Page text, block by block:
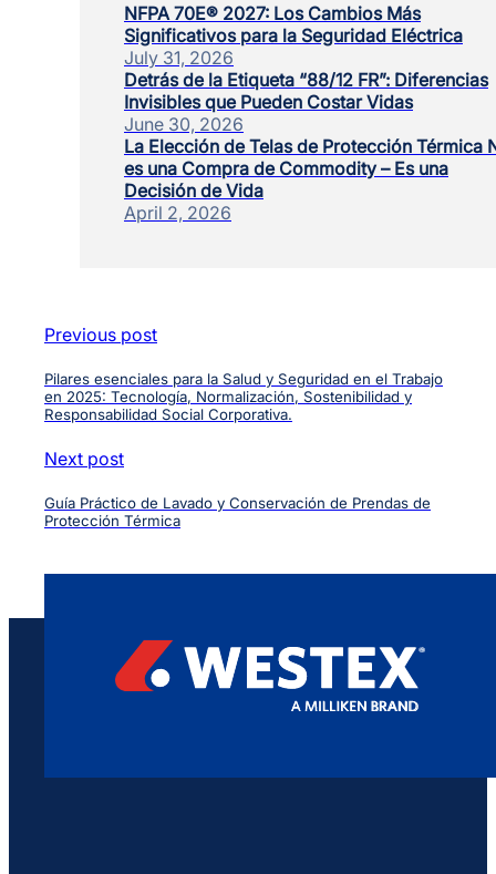
NFPA 70E® 2027: Los Cambios Más
Significativos para la Seguridad Eléctrica
July 31, 2026
Detrás de la Etiqueta “88/12 FR”: Diferencias
Invisibles que Pueden Costar Vidas
June 30, 2026
La Elección de Telas de Protección Térmica
es una Compra de Commodity – Es una
Decisión de Vida
April 2, 2026
Previous post
Pilares esenciales para la Salud y Seguridad en el Trabajo
en 2025: Tecnología, Normalización, Sostenibilidad y
Responsabilidad Social Corporativa.
Next post
Guía Práctico de Lavado y Conservación de Prendas de
Protección Térmica